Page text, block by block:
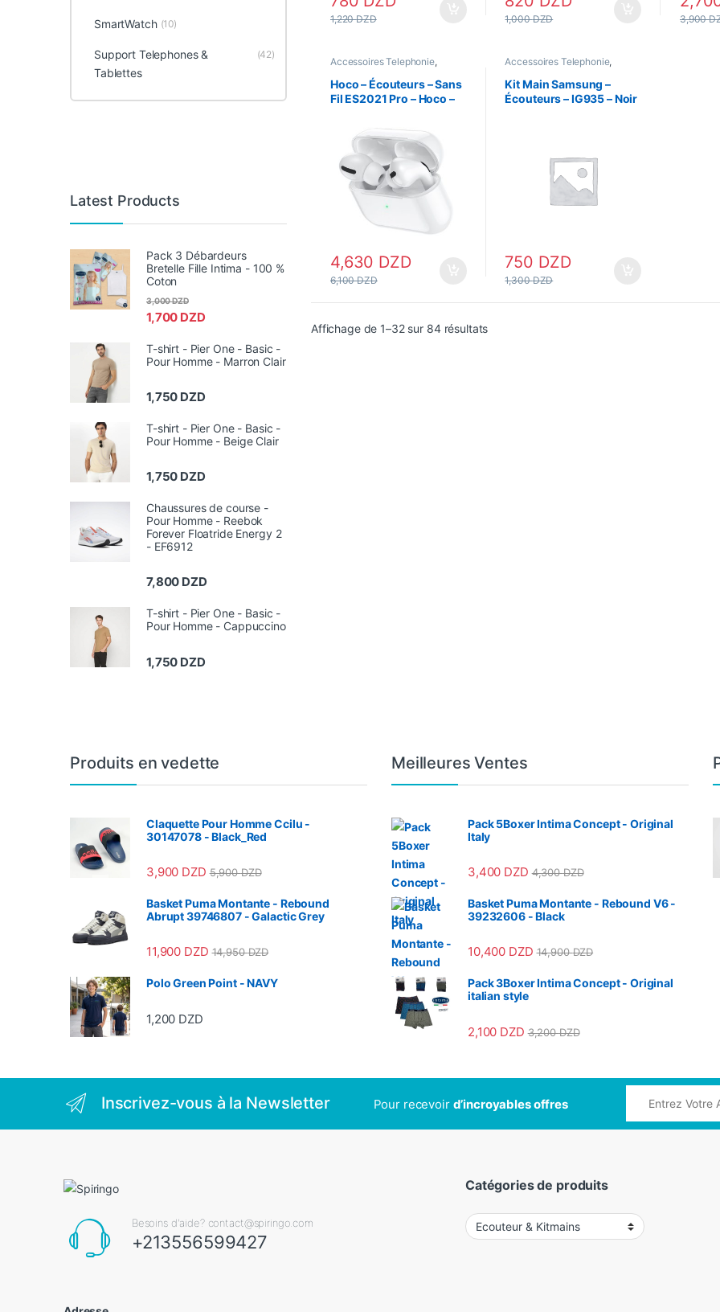
1,220DZD 1,000DZD 3,900
Accessoires Telephonie,
Ecouteur & Kitmains
Oreillettes
Hoco – Écouteurs – Sans
Fil ES2021 Pro – Hoco –
4,630 DZD
6,100DZD
Accessoires Telephonie,
Ecouteur & Kitmains
Filaire
Kit Main Samsung –
Écouteurs – IG935 – Noir
750 DZD
1,300DZD
Affichage de 1–32 sur 84 résultats
SmartWatch (10)
Support Telephones &
Tablettes
(42)
Latest Products
Pack 3 Débardeurs
Bretelle Fille Intima - 100 %
Coton
1,700 DZD
3,000DZD
T-shirt - Pier One - Basic -
Pour Homme - Marron Clair
1,750 DZD
T-shirt - Pier One - Basic -
Pour Homme - Beige Clair
1,750 DZD
Chaussures de course -
Pour Homme - Reebok
Forever Floatride Energy 2
- EF6912
7,800 DZD
T-shirt - Pier One - Basic -
Pour Homme - Cappuccino
1,750 DZD
Produits en vedette
Claquette Pour Homme Ccilu -
30147078 - Black_Red
3,900 DZD 5,900DZD
Basket Puma Montante - Rebound
Abrupt 39746807 - Galactic Grey
11,900 DZD 14,950DZD
Polo Green Point - NAVY
1,200 DZD
Meilleures Ventes
Pack 5Boxer Intima Concept - Original
Italy
3,400 DZD 4,300DZD
Basket Puma Montante - Rebound V6 -
39232606 - Black
10,400 DZD 14,900DZD
Pack 3Boxer Intima Concept - Original
italian style
2,100 DZD 3,200DZD
Inscrivez-vous à la Newsletter Pour recevoir d’incroyables offres
Besoins d'aide? contact@spiringo.com
+213556599427
Catégories de produits